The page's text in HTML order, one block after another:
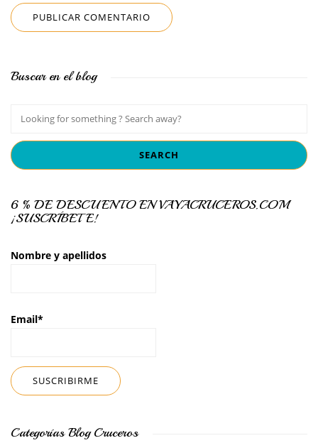
Buscar en el blog
6 % DE DESCUENTO EN VAYACRUCEROS.COM
¡SUSCRÍBETE!
Nombre y apellidos
Email*
Categorías Blog Cruceros